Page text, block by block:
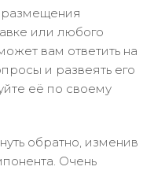
размещения
или любого
вам ответить на
и развеять его
её по своему
обратно, изменив
Очень